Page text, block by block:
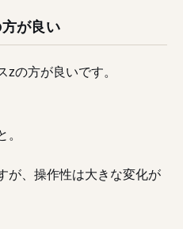
が良い
zの方が良いです。
が、操作性は大きな変化が